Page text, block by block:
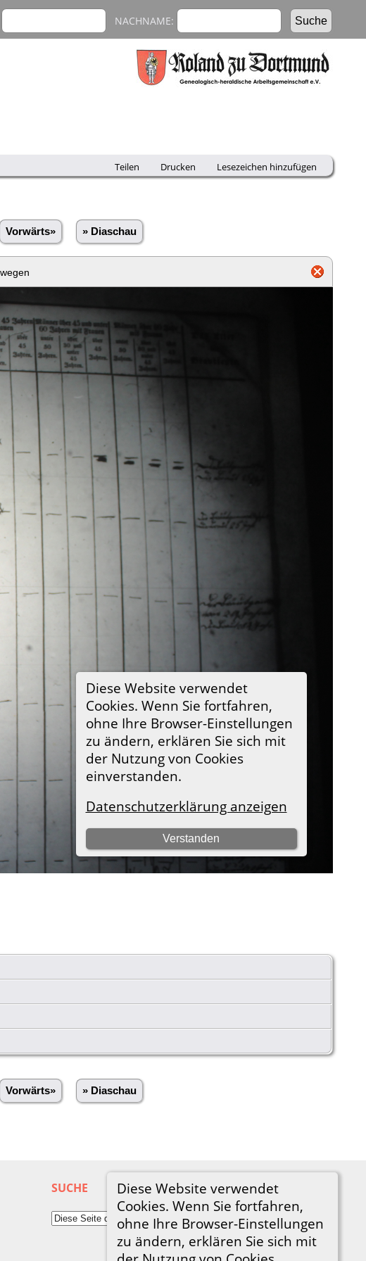
NACHNAME:
Teilen Drucken Lesezeichen hinzufügen
Diese Website verwendet
Cookies. Wenn Sie fortfahren,
ohne Ihre Browser-Einstellungen
zu ändern, erklären Sie sich mit
Vorwärts» » Diaschau
Vorwärts» » Diaschau
SUCHE